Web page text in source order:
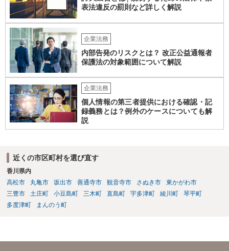
力することは考えられます。 仮に、金銭請求や責任追及を示唆されて
いる場合には、会社とのやり取りを保存し、弁護士に相談したうえで
対応なさった方がよいでしょう。
表法違反の罰則など詳しく解説
企業法務
内部告発のリスクとは？ 改正公益通報者
保護法の対象範囲について解説
企業法務
個人情報の第三者提供における確認・記
録義務とは？例外のケースについても解
説
近くの市区町村を選び直す
香川県内
高松市
丸亀市 坂出市 善通寺市 観音寺市 さぬき市
東かがわ市
三豊市
土庄町 小豆島町 三木町 直島町 宇多津町 綾川町
琴平町
多度津町
まんのう町